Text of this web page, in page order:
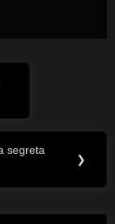
segreta
❯